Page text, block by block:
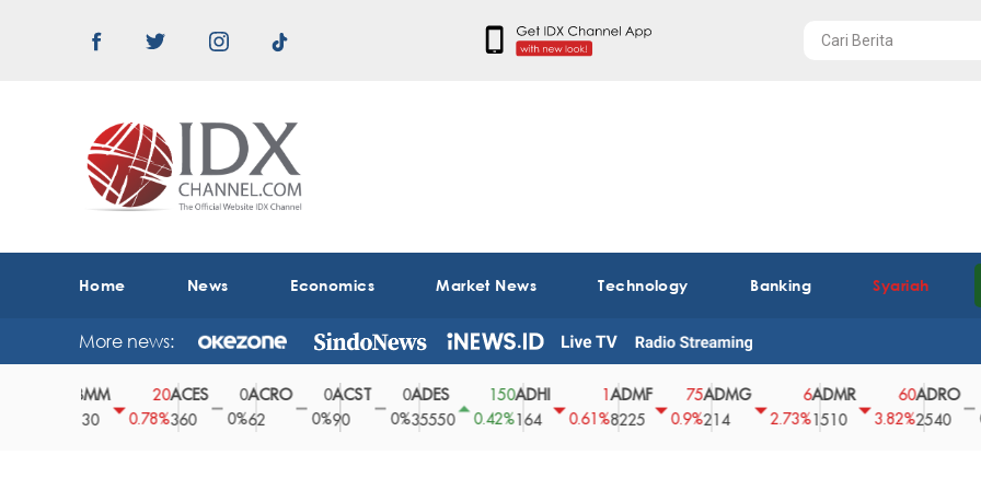
Home News Economics Market News Technology Banking Syariah
More news:
0.78%
ACES
360
0
0%
ACRO
0 ACST
0 ADES
35550
0.42%
ADHI
164
0.61%
ADMF
8225
75
0.9%
ADMG
214
2.73%
ADMR
1510
3.82%
ADRO
2540
0
0%